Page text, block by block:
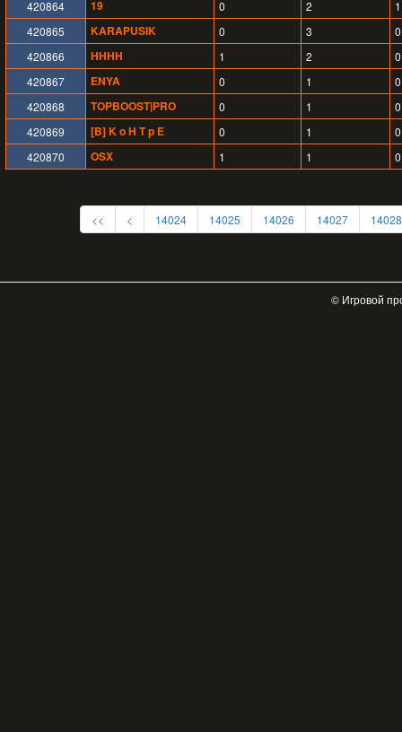
420864
19 0 2
1
420865
KARAPUSIK 0 3
0
420866
HHHH 1 2
0
420867
ENYA 0 1
0
420868
TOPBOOST|PRO 0 1
0
420869
[B] K o H T p E 0 1
0
420870
OSX 1 1 0
<< < 14024 14025 14026 14027 14028
© Игровой